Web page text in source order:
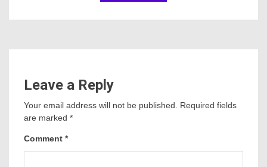
Leave a Reply
Your email address will not be published. Required fields
are marked *
Comment *